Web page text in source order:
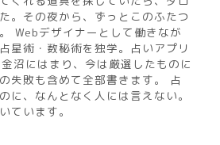
。その夜から、ずっとこのふたつ
Webデザイナーとして働きなが
星術・数秘術を独学。占いアプリ
沼にはまり、今は厳選したものに
失敗も含めて全部書きます。 占
に、なんとなく人には言えない。
ています。